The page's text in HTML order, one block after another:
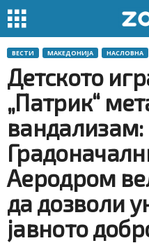
ВЕСТИ МАКЕДОНИЈА НАСЛОВНА
Детското
„Патрик“
вандализам:
Аеродром
да дозволи
јавното